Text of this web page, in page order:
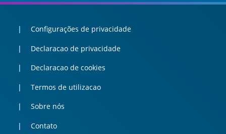
Configurações de privacidade
Declaracao de privacidade
Declaracao de cookies
Termos de utilizacao
Sobre nós
Contato